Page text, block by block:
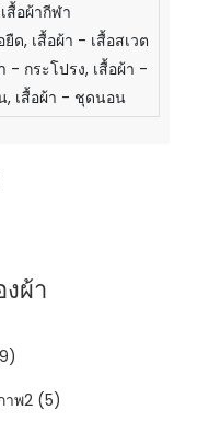
เสื้อผ้ากีฬา
ยืด, เสื้อผ้า - เสื้อสเวต
- กระโปรง, เสื้อผ้า -
, เสื้อผ้า - ชุดนอน
ผ้า